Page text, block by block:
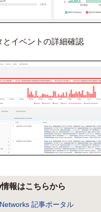
とイベントの詳細確認
報はこちらから
記事ポータル